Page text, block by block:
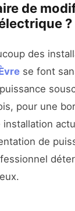
de
?
des
se font
pour une
de